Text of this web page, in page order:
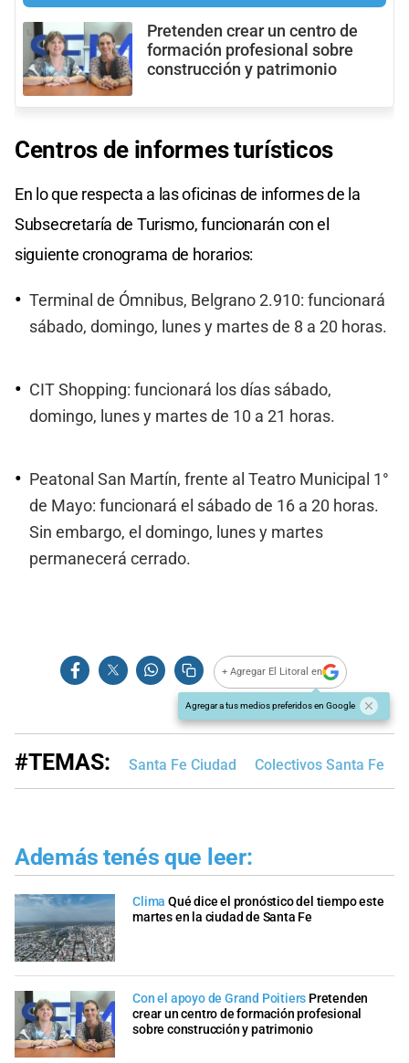
Pretenden crear un centro de
formación profesional sobre
construcción y patrimonio
Centros de informes turísticos
En lo que respecta a las oficinas de informes de la
Subsecretaría de Turismo, funcionarán con el
siguiente cronograma de horarios:
Terminal de Ómnibus, Belgrano 2.910: funcionará
sábado, domingo, lunes y martes de 8 a 20 horas.
CIT Shopping: funcionará los días sábado,
domingo, lunes y martes de 10 a 21 horas.
Peatonal San Martín, frente al Teatro Municipal 1°
de Mayo: funcionará el sábado de 16 a 20 horas.
Sin embargo, el domingo, lunes y martes
permanecerá cerrado.
+ Agregar El Litoral en
Agregar a tus medios preferidos en Google
#TEMAS: Santa Fe Ciudad Colectivos Santa Fe
Además tenés que leer:
Clima Qué dice el pronóstico del tiempo este
martes en la ciudad de Santa Fe
Con el apoyo de Grand Poitiers Pretenden
crear un centro de formación profesional
sobre construcción y patrimonio